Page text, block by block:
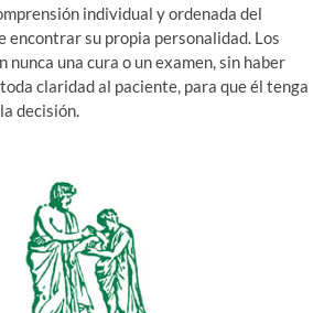
individual y ordenada del
encontrar su propia personalidad. Los
nunca una cura o un examen, sin haber
claridad al paciente, para que él tenga
decisión.